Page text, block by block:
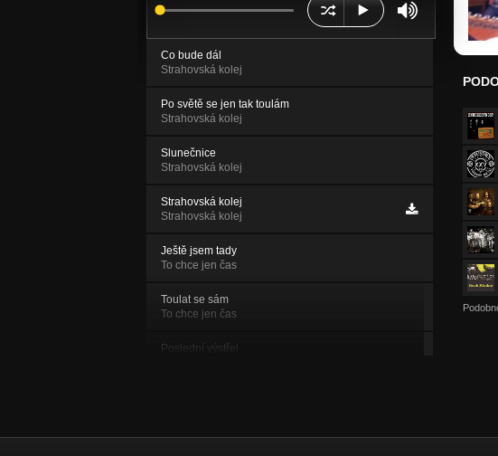
Co bude dál
Strahovská kolej
Po světě se jen tak toulám
Strahovská kolej
Slunečnice
Strahovská kolej
Strahovská kolej
Strahovská kolej
Ještě jsem tady
To chce jen čas
Toulat se sám
To chce jen čas
Poslední výstřel